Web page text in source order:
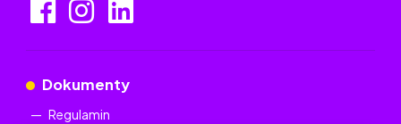
Dokumenty
Regulamin